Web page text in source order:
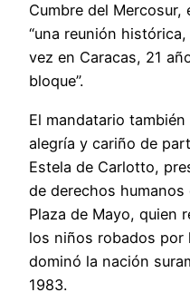
Cumbre del Mercosur,
“una reunión
vez en Caracas, 21
bloque”.
El mandatario
alegría y cariño de
Estela de Carlotto,
de derechos
Plaza de Mayo, quien
los niños robados por
dominó la nación
1983.